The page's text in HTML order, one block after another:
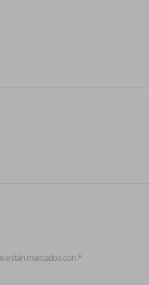
están marcados con *